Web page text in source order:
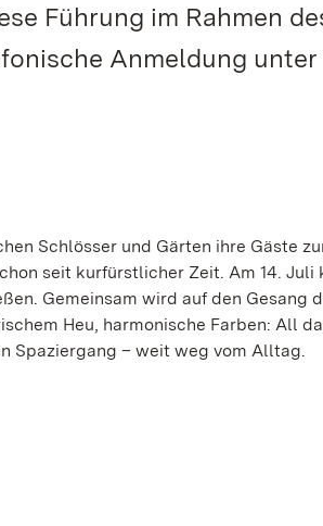
Führung im Rahmen
Anmeldung unter
Schlösser und Gärten ihre Gäste
seit kurfürstlicher Zeit. Am 14. Juli
Gemeinsam wird auf den Gesang
Heu, harmonische Farben: All
Spaziergang – weit weg vom Alltag.